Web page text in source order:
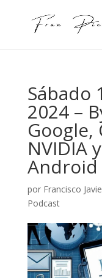
Sábado
2024 –
Google,
NVIDIA
Android
por Francisco
Podcast